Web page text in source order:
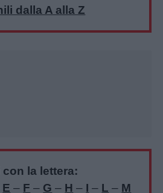
dalla A alla Z
la lettera:
E – F – G – H – I – L – M